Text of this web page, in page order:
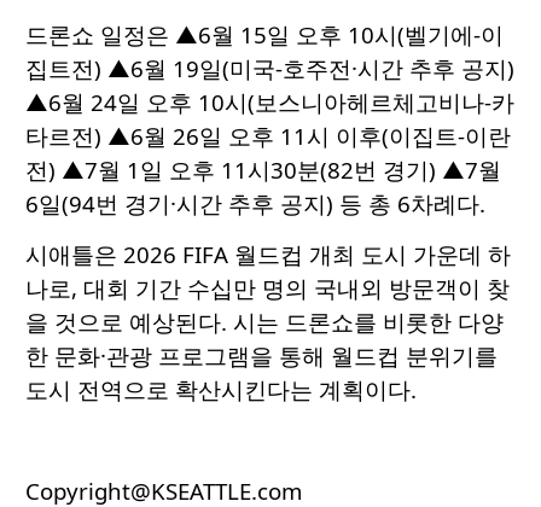
드론쇼 일정은 ▲6월 15일 오후 10시(벨기에-이
집트전) ▲6월 19일(미국-호주전·시간 추후 공지)
▲6월 24일 오후 10시(보스니아헤르체고비나-카
타르전) ▲6월 26일 오후 11시 이후(이집트-이란
전) ▲7월 1일 오후 11시30분(82번 경기) ▲7월
6일(94번 경기·시간 추후 공지) 등 총 6차례다.
시애틀은 2026 FIFA 월드컵 개최 도시 가운데 하
나로, 대회 기간 수십만 명의 국내외 방문객이 찾
을 것으로 예상된다. 시는 드론쇼를 비롯한 다양
한 문화·관광 프로그램을 통해 월드컵 분위기를
도시 전역으로 확산시킨다는 계획이다.
Copyright@KSEATTLE.com